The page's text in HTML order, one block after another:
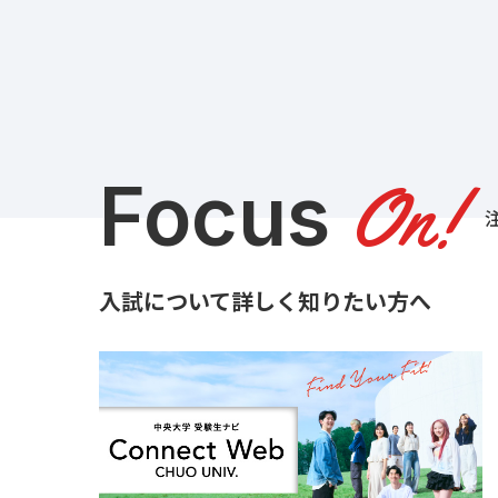
Focus On!
入試について詳しく知りたい方へ